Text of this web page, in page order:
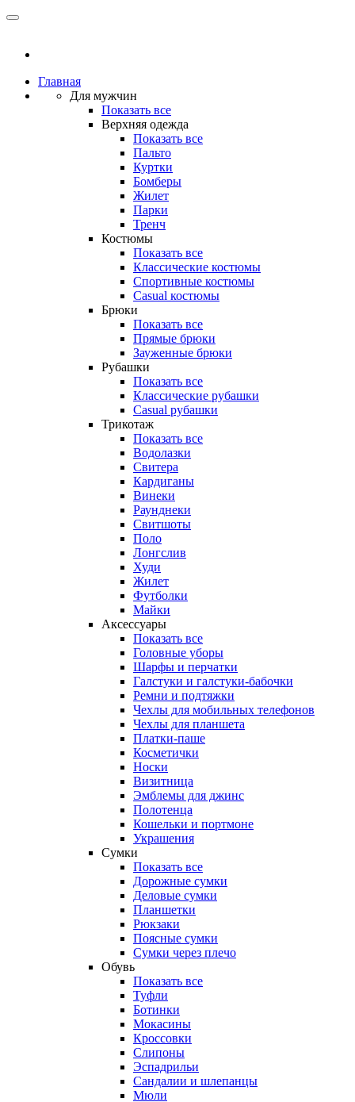
Главная
Для мужчин
Показать все
Верхняя одежда
Показать все
Пальто
Куртки
Бомберы
Жилет
Парки
Тренч
Костюмы
Показать все
Классические костюмы
Спортивные костюмы
Casual костюмы
Брюки
Показать все
Прямые брюки
Зауженные брюки
Рубашки
Показать все
Классические рубашки
Casual рубашки
Трикотаж
Показать все
Водолазки
Свитера
Кардиганы
Винеки
Раунднеки
Свитшоты
Поло
Лонгслив
Худи
Жилет
Футболки
Майки
Аксессуары
Показать все
Головные уборы
Шарфы и перчатки
Галстуки и галстуки-бабочки
Ремни и подтяжки
Чехлы для мобильных телефонов
Чехлы для планшета
Платки-паше
Косметички
Носки
Визитница
Эмблемы для джинс
Полотенца
Кошельки и портмоне
Украшения
Сумки
Показать все
Дорожные сумки
Деловые сумки
Планшетки
Рюкзаки
Поясные сумки
Сумки через плечо
Обувь
Показать все
Туфли
Ботинки
Мокасины
Кроссовки
Слипоны
Эспадрильи
Сандалии и шлепанцы
Мюли